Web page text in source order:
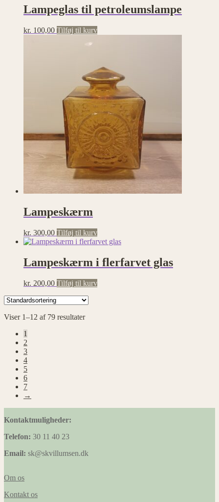
Lampeglas til petroleumslampe
kr. 100,00 Tilføj til kurv
Lampeskærm
kr. 300,00 Tilføj til kurv
Lampeskærm i flerfarvet glas
kr. 200,00 Tilføj til kurv
Viser 1–12 af 79 resultater
1
2
3
4
5
6
7
→
Kontaktmuligheder:
Telefon: 30 11 40 23
Email: sk@skvillumsen.dk
Om os
Kontakt os